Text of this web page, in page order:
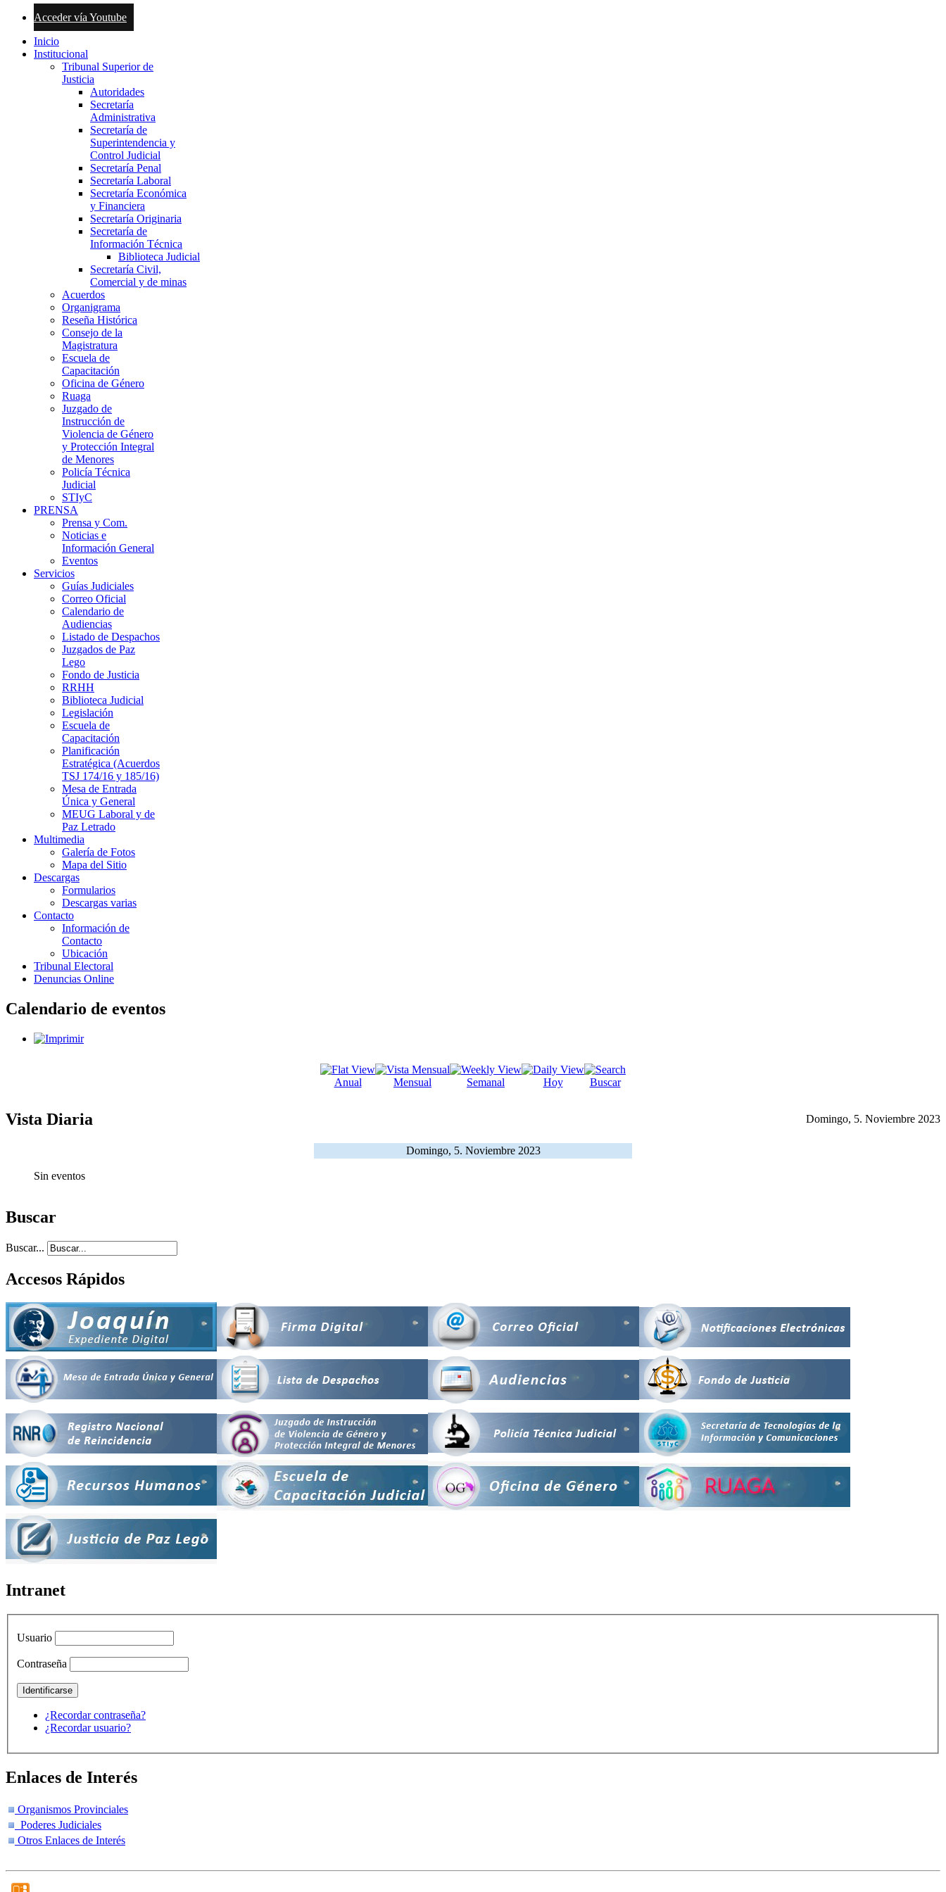
Acceder vía Youtube
Inicio
Institucional
Tribunal Superior de
Justicia
Autoridades
Secretaría
Administrativa
Secretaría de
Superintendencia y
Control Judicial
Secretaría Penal
Secretaría Laboral
Secretaría Económica
y Financiera
Secretaría Originaria
Secretaría de
Información Técnica
Biblioteca Judicial
Secretaría Civil,
Comercial y de minas
Acuerdos
Organigrama
Reseña Histórica
Consejo de la
Magistratura
Escuela de
Capacitación
Oficina de Género
Ruaga
Juzgado de
Instrucción de
Violencia de Género
y Protección Integral
de Menores
Policía Técnica
Judicial
STIyC
PRENSA
Prensa y Com.
Noticias e
Información General
Eventos
Servicios
Guías Judiciales
Correo Oficial
Calendario de
Audiencias
Listado de Despachos
Juzgados de Paz
Lego
Fondo de Justicia
RRHH
Biblioteca Judicial
Legislación
Escuela de
Capacitación
Planificación
Estratégica (Acuerdos
TSJ 174/16 y 185/16)
Mesa de Entrada
Única y General
MEUG Laboral y de
Paz Letrado
Multimedia
Galería de Fotos
Mapa del Sitio
Descargas
Formularios
Descargas varias
Contacto
Información de
Contacto
Ubicación
Tribunal Electoral
Denuncias Online
Calendario de eventos
Anual Mensual Semanal Hoy Buscar
Vista Diaria Domingo, 5. Noviembre 2023
Domingo, 5. Noviembre 2023
Sin eventos
Buscar
Buscar...
Accesos Rápidos
Intranet
Usuario
Contraseña
¿Recordar contraseña?
¿Recordar usuario?
Enlaces de Interés
Organismos Provinciales
Poderes Judiciales
Otros Enlaces de Interés